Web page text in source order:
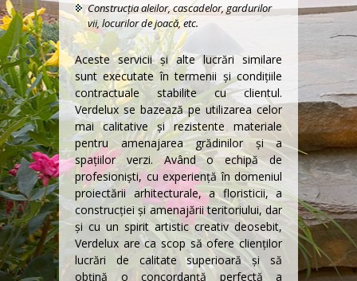
Construcția aleilor, cascadelor, gardurilor
vii, locurilor de joacă, etc.
Aceste servicii şi alte lucrări similare
sunt executate în termenii şi condiţiile
contractuale stabilite cu clientul.
Verdelux se bazează pe utilizarea celor
mai calitative şi rezistente materiale
pentru amenajarea grădinilor şi a
spaţiilor verzi. Având o echipă de
profesionişti, cu experienţă în domeniul
proiectării arhitecturale, a floristicii, a
construcţiei şi amenajării teritoriului, dar
şi cu un spirit artistic creativ deosebit,
Verdelux are ca scop să ofere clienţilor
lucrări de calitate superioară şi să
obţină o concordanță perfectă a